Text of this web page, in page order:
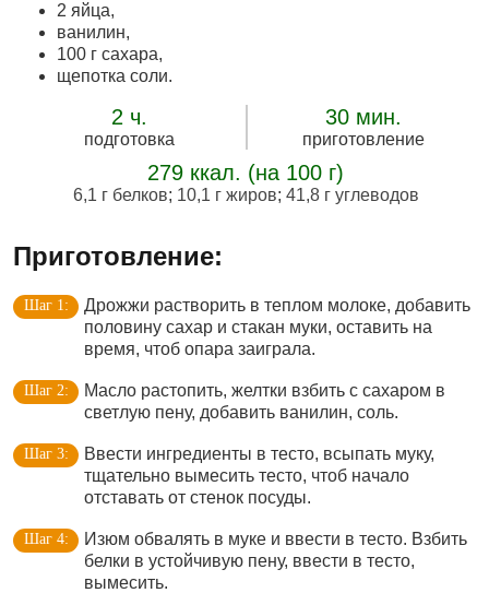
2 яйца,
ванилин,
100 г сахара,
щепотка соли.
2 ч.
подготовка
30 мин.
приготовление
279 ккал. (на 100 г)
6,1 г белков; 10,1 г жиров; 41,8 г углеводов
Приготовление:
Дрожжи растворить в теплом молоке, добавить
половину сахар и стакан муки, оставить на
время, чтоб опара заиграла.
Масло растопить, желтки взбить с сахаром в
светлую пену, добавить ванилин, соль.
Ввести ингредиенты в тесто, всыпать муку,
тщательно вымесить тесто, чтоб начало
отставать от стенок посуды.
Изюм обвалять в муке и ввести в тесто. Взбить
белки в устойчивую пену, ввести в тесто,
вымесить.